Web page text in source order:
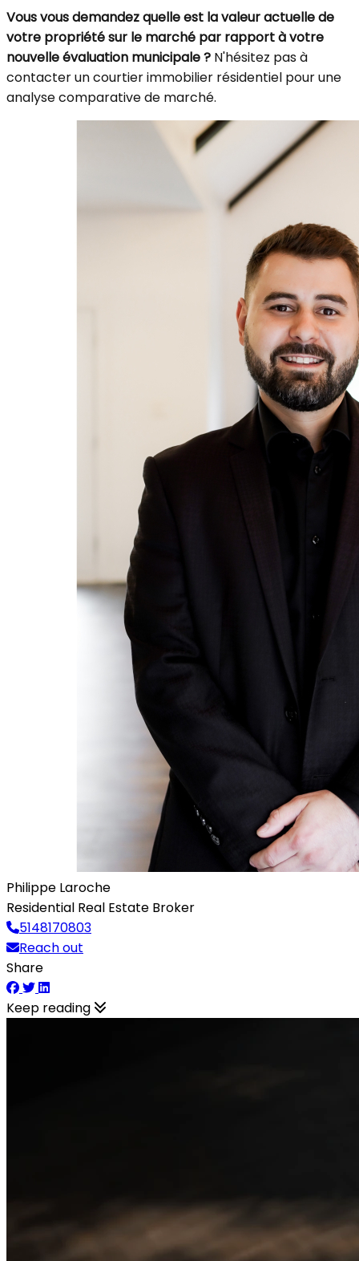
Vous vous demandez quelle est la valeur actuelle de
votre propriété sur le marché par rapport à votre
nouvelle évaluation municipale ? N'hésitez pas à
contacter un courtier immobilier résidentiel pour une
analyse comparative de marché.
Philippe Laroche
Residential Real Estate Broker
5148170803
Reach out
Share
Keep reading